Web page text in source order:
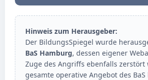
Hinweis zum Herausgeber:
Der BildungsSpiegel wurde
BaS Hamburg, dessen eigener
Zuge des Angriffs ebenfalls zerstört
gesamte operative Angebot des